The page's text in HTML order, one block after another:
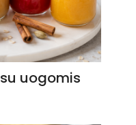
uogomis